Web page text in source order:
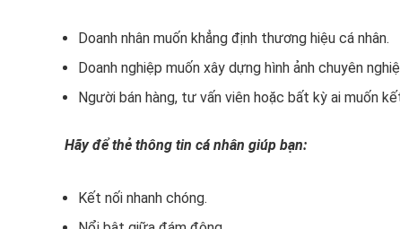
Doanh nhân muốn khẳng định thương hiệu cá nhân.
Doanh nghiệp muốn xây dựng hình ảnh chuyên
Người bán hàng, tư vấn viên hoặc bất kỳ ai muốn
Hãy để thẻ thông tin cá nhân giúp bạn:
Kết nối nhanh chóng.